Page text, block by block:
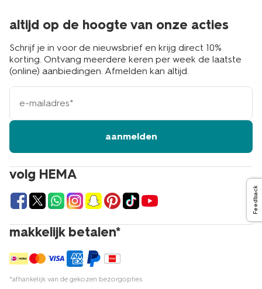
volg HEMA
makkelijk betalen*
*afhankelijk van de gekozen bezorgopties
altijd op de hoogte van onze acties
Schrijf je in voor de nieuwsbrief en krijg direct 10%
korting. Ontvang meerdere keren per week de laatste
(online) aanbiedingen. Afmelden kan altijd.
e-
mailadres
aanmelden
Feedback